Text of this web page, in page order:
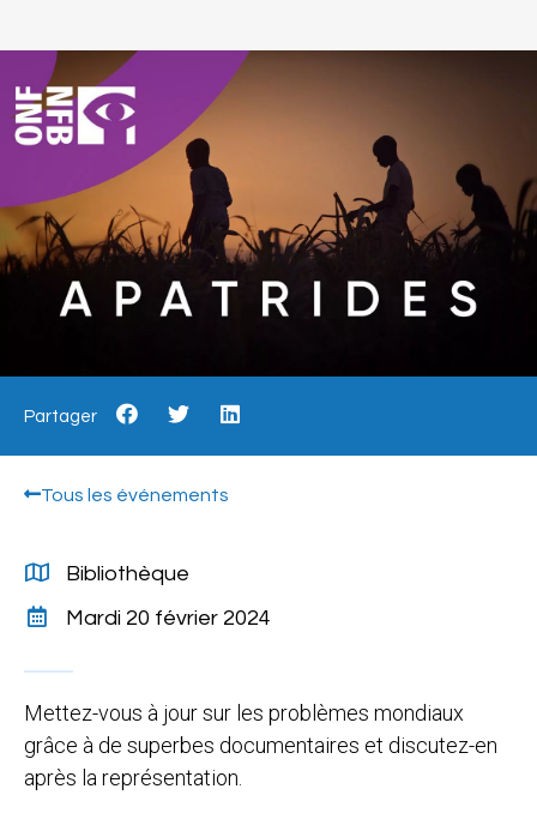
Partager
Tous les événements
Bibliothèque
Mardi 20 février 2024
Mettez-vous à jour sur les problèmes mondiaux
grâce à de superbes documentaires et discutez-en
après la représentation.